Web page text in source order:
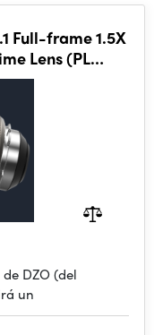
Full-frame 1.5X
Lens (PL
DZO (del
un